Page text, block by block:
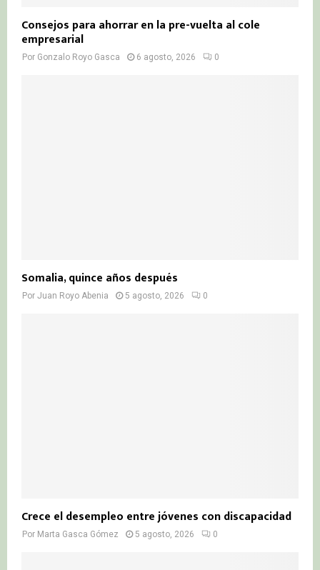
Consejos para ahorrar en la pre-vuelta al cole
empresarial
Por Gonzalo Royo Gasca 6 agosto, 2026 0
Somalia, quince años después
Por Juan Royo Abenia 5 agosto, 2026 0
Crece el desempleo entre jóvenes con discapacidad
Por Marta Gasca Gómez 5 agosto, 2026 0